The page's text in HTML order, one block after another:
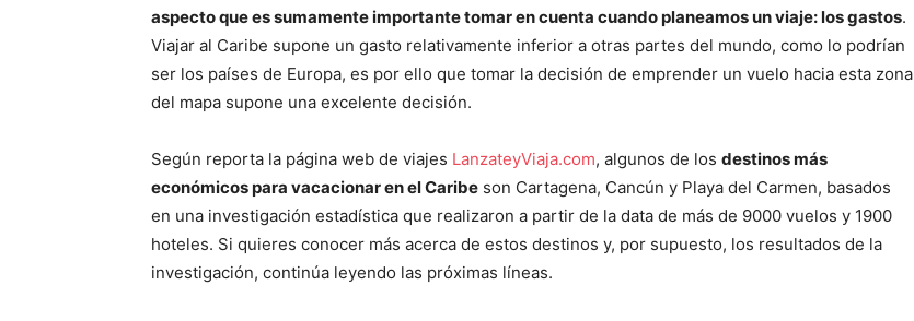
aspecto que es sumamente importante tomar en cuenta cuando planeamos un viaje: los gastos.
Viajar al Caribe supone un gasto relativamente inferior a otras partes del mundo, como lo podrían
ser los países de Europa, es por ello que tomar la decisión de emprender un vuelo hacia esta zona
del mapa supone una excelente decisión.
Según reporta la página web de viajes LanzateyViaja.com, algunos de los destinos más
económicos para vacacionar en el Caribe son Cartagena, Cancún y Playa del Carmen, basados
en una investigación estadística que realizaron a partir de la data de más de 9000 vuelos y 1900
hoteles. Si quieres conocer más acerca de estos destinos y, por supuesto, los resultados de la
investigación, continúa leyendo las próximas líneas.